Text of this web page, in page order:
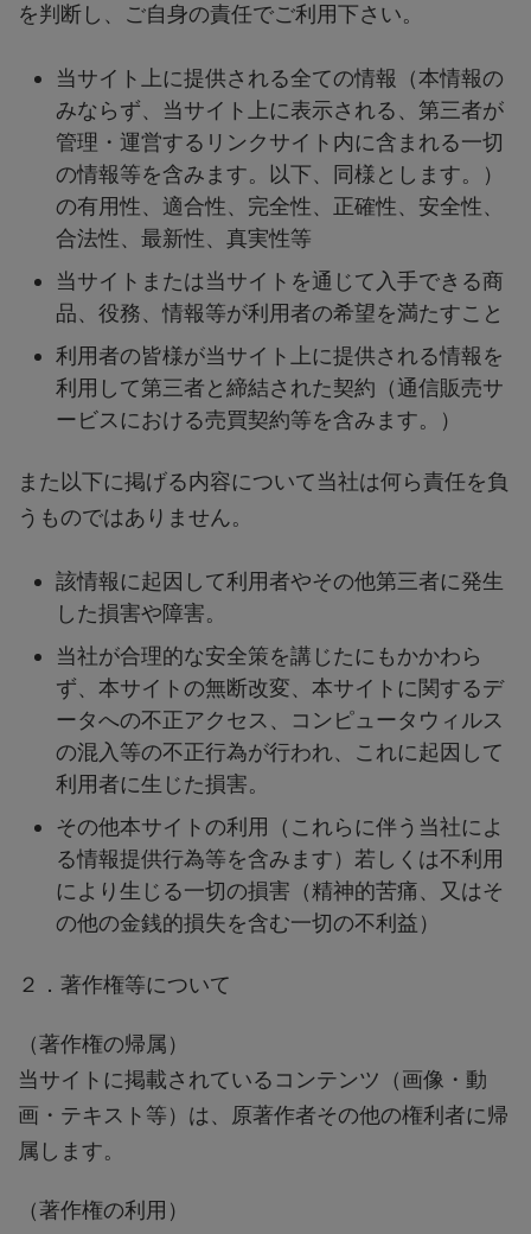
を判断し、ご自身の責任でご利用下さい。
当サイト上に提供される全ての情報（本情報の
みならず、当サイト上に表示される、第三者が
管理・運営するリンクサイト内に含まれる一切
の情報等を含みます。以下、同様とします。）
の有用性、適合性、完全性、正確性、安全性、
合法性、最新性、真実性等
当サイトまたは当サイトを通じて入手できる商
品、役務、情報等が利用者の希望を満たすこと
利用者の皆様が当サイト上に提供される情報を
利用して第三者と締結された契約（通信販売サ
ービスにおける売買契約等を含みます。）
また以下に掲げる内容について当社は何ら責任を負
うものではありません。
該情報に起因して利用者やその他第三者に発生
した損害や障害。
当社が合理的な安全策を講じたにもかかわら
ず、本サイトの無断改変、本サイトに関するデ
ータへの不正アクセス、コンピュータウィルス
の混入等の不正行為が行われ、これに起因して
利用者に生じた損害。
その他本サイトの利用（これらに伴う当社によ
る情報提供行為等を含みます）若しくは不利用
により生じる一切の損害（精神的苦痛、又はそ
の他の金銭的損失を含む一切の不利益）
２．著作権等について
（著作権の帰属）
当サイトに掲載されているコンテンツ（画像・動
画・テキスト等）は、原著作者その他の権利者に帰
属します。
（著作権の利用）